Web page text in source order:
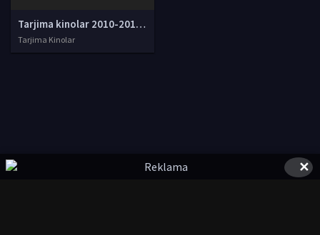
Tarjima kinolar 2010-2011-2012-2013-2014-2015-2016-2017-2018-2019-2020-2021-2022-2023-2024-2025 O'zbek tilida Uzbek tarjima Full HD
Tarjima Kinolar
✕